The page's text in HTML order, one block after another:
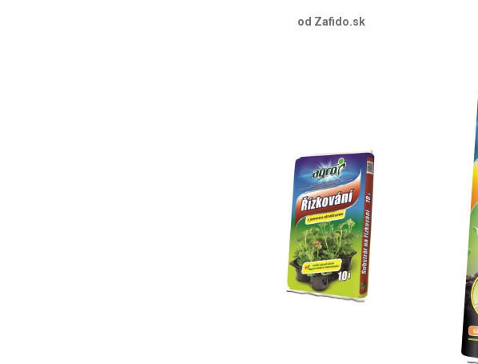
od Zafido.sk